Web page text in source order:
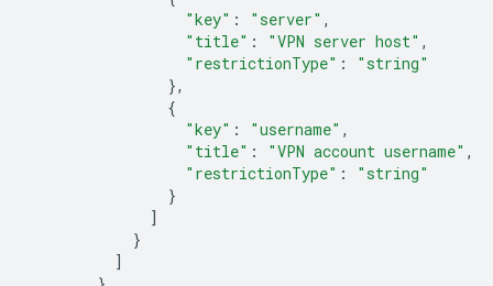
"key" : "server" ,
"title" : "VPN server host" ,
"restrictionType" :
"string"
},
{
"key" : "username" ,
"title" : "VPN account username" ,
"restrictionType" :
"string"
}
]
}
]